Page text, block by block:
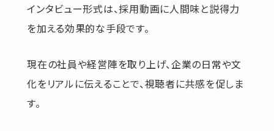
インタビュー形式は、採用動画に人間味と説得力
を加える効果的な手段です。
現在の社員や経営陣を取り上げ、企業の日常や文
化をリアルに伝えることで、視聴者に共感を促しま
す。